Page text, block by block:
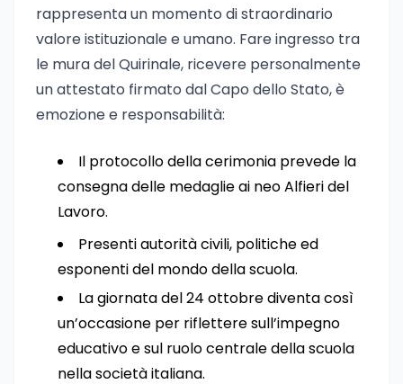
rappresenta un momento di straordinario
valore istituzionale e umano. Fare ingresso tra
le mura del Quirinale, ricevere personalmente
un attestato firmato dal Capo dello Stato, è
emozione e responsabilità:
Il protocollo della cerimonia prevede la
consegna delle medaglie ai neo Alfieri del
Lavoro.
Presenti autorità civili, politiche ed
esponenti del mondo della scuola.
La giornata del 24 ottobre diventa così
un’occasione per riflettere sull’impegno
educativo e sul ruolo centrale della scuola
nella società italiana.